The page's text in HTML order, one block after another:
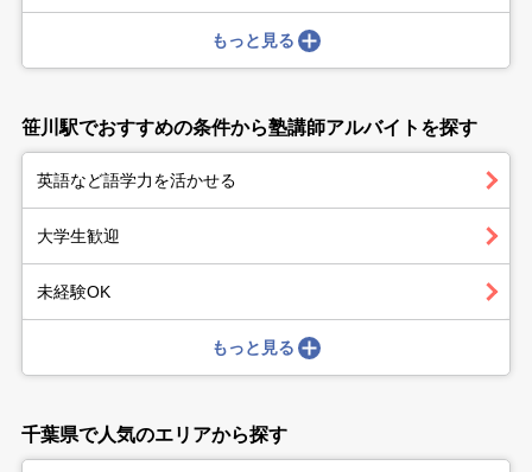
もっと見る
笹川駅でおすすめの条件から塾講師アルバイトを探す
英語など語学力を活かせる
大学生歓迎
未経験OK
もっと見る
千葉県で人気のエリアから探す